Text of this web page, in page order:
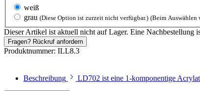
weiß
grau (Diese Option ist zurzeit nicht verfügbar.) (Beim Auswählen
Dieser Artikel ist aktuell nicht auf Lager. Eine Nachbestellung
Fragen? Rückruf anfordern
Produktnummer: ILL8.3
Beschreibung LD702 ist eine 1‑komponentige